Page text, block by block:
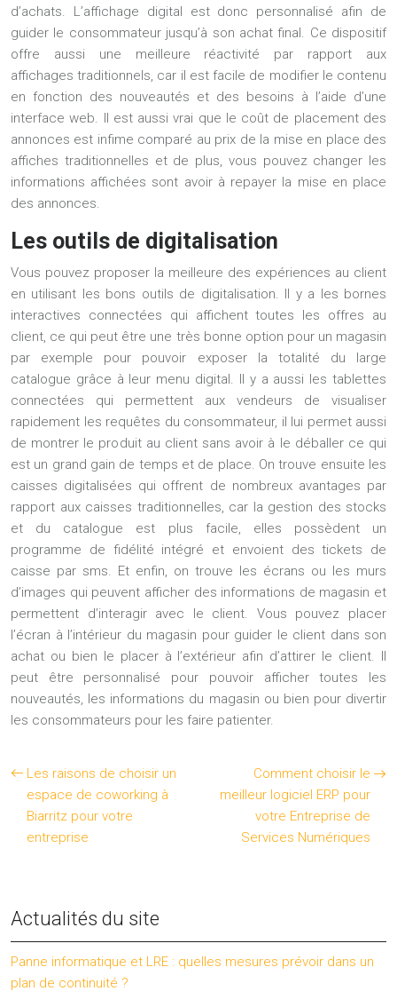
d’achats. L’affichage digital est donc personnalisé afin de
guider le consommateur jusqu’à son achat final. Ce dispositif
offre aussi une meilleure réactivité par rapport aux
affichages traditionnels, car il est facile de modifier le contenu
en fonction des nouveautés et des besoins à l’aide d’une
interface web. Il est aussi vrai que le coût de placement des
annonces est infime comparé au prix de la mise en place des
affiches traditionnelles et de plus, vous pouvez changer les
informations affichées sont avoir à repayer la mise en place
des annonces.
Les outils de digitalisation
Vous pouvez proposer la meilleure des expériences au client
en utilisant les bons outils de digitalisation. Il y a les bornes
interactives connectées qui affichent toutes les offres au
client, ce qui peut être une très bonne option pour un magasin
par exemple pour pouvoir exposer la totalité du large
catalogue grâce à leur menu digital. Il y a aussi les tablettes
connectées qui permettent aux vendeurs de visualiser
rapidement les requêtes du consommateur, il lui permet aussi
de montrer le produit au client sans avoir à le déballer ce qui
est un grand gain de temps et de place. On trouve ensuite les
caisses digitalisées qui offrent de nombreux avantages par
rapport aux caisses traditionnelles, car la gestion des stocks
et du catalogue est plus facile, elles possèdent un
programme de fidélité intégré et envoient des tickets de
caisse par sms. Et enfin, on trouve les écrans ou les murs
d’images qui peuvent afficher des informations de magasin et
permettent d’interagir avec le client. Vous pouvez placer
l’écran à l’intérieur du magasin pour guider le client dans son
achat ou bien le placer à l’extérieur afin d’attirer le client. Il
peut être personnalisé pour pouvoir afficher toutes les
nouveautés, les informations du magasin ou bien pour divertir
les consommateurs pour les faire patienter.
Les raisons de choisir un
espace de coworking à
Biarritz pour votre
entreprise
Comment choisir le
meilleur logiciel ERP pour
votre Entreprise de
Services Numériques
Actualités du site
Panne informatique et LRE : quelles mesures prévoir dans un
plan de continuité ?